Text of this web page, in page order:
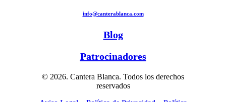
info@canterablanca.com
Blog
Patrocinadores
© 2026. Cantera Blanca. Todos los derechos
reservados